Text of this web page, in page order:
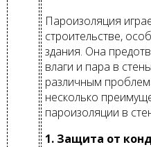
Пароизоляция
строительстве,
здания. Она
влаги и пара в
различным
несколько
пароизоляции в
1. Защита от